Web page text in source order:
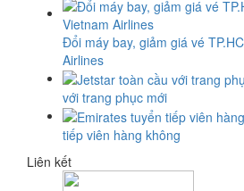
Đổi máy bay, giảm giá vé
Airlines
với trang phục mới
tiếp viên hàng không
Liên kết